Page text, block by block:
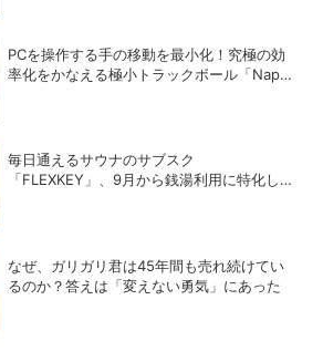
PCを操作する手の移動を最小化！究極の効
率化をかなえる極小トラックボール「Nape
毎日通えるサウナのサブスク
「FLEXKEY」、9月から銭湯利用に特化した
なぜ、ガリガリ君は45年間も売れ続けてい
るのか？答えは「変えない勇気」にあった